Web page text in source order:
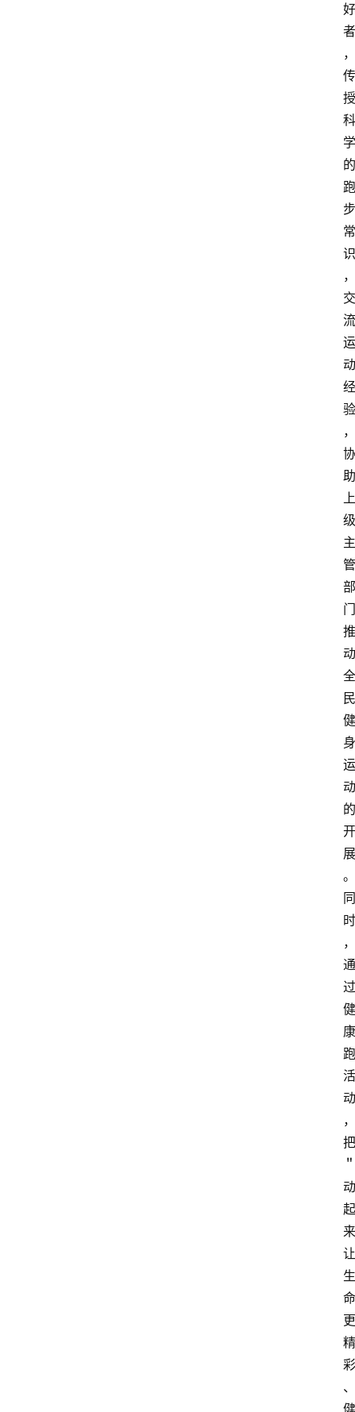
好
者
，
传
授
科
学
的
跑
步
常
识
，
交
流
运
动
经
验
，
协
助
上
级
主
管
部
门
推
动
全
民
健
身
运
动
的
开
展
。
同
时
，
通
过
健
康
跑
活
动
，
把
＂
动
起
来
让
生
命
更
精
彩
、
健